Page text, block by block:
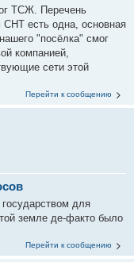
ТСЖ. Перечень
СНТ есть одна, основная
"посёлка" смог
компанией,
сети этой
Перейти к сообщению
для
земле де-факто было
Перейти к сообщению